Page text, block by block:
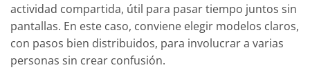
actividad compartida, útil para pasar tiempo juntos sin
pantallas. En este caso, conviene elegir modelos claros,
con pasos bien distribuidos, para involucrar a varias
personas sin crear confusión.